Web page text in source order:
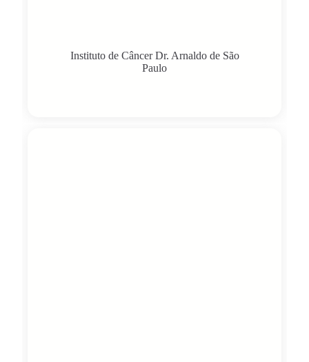
Instituto de Câncer Dr. Arnaldo de São
Paulo